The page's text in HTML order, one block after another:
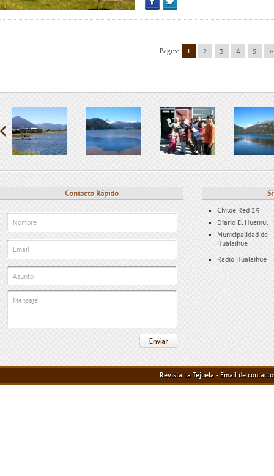
FacebookTwitter
Pages: 1 2 3 4 5 »
Contacto Rápido
Chiloé Red 25
Diario El Huemul
Municipalidad de
Hualaihué
Radio Hualaihué
Revista La Tejuela - Email de